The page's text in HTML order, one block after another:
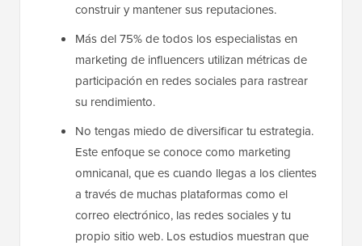
construir y mantener sus reputaciones.
Más del 75% de todos los especialistas en
marketing de influencers utilizan métricas de
participación en redes sociales para rastrear
su rendimiento.
No tengas miedo de diversificar tu estrategia.
Este enfoque se conoce como marketing
omnicanal, que es cuando llegas a los clientes
a través de muchas plataformas como el
correo electrónico, las redes sociales y tu
propio sitio web. Los estudios muestran que